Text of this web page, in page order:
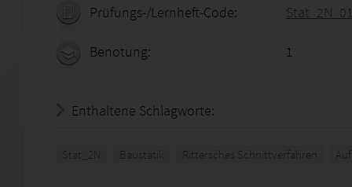
Prüfungs-/Lernheft-Code:
Benotung: 1
Enthaltene Schlagworte:
Stat_2N Baustatik Rittersches Schnittverfahren